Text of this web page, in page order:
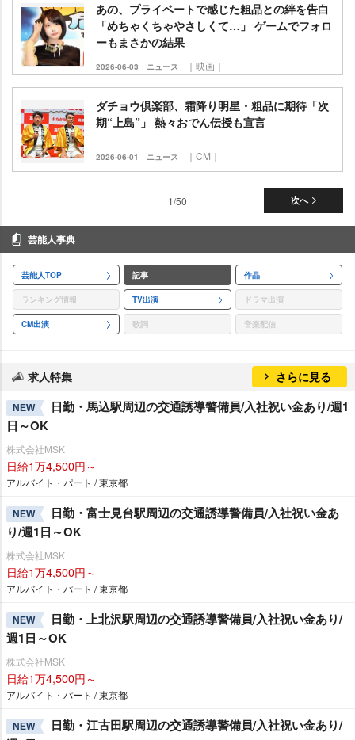
あの、プライベートで感じた粗品との絆を告白
「めちゃくちゃやさしくて…」 ゲームでフォロ
ーもまさかの結果
2026-06-03 ニュース ｜映画｜
ダチョウ倶楽部、霜降り明星・粗品に期待「次
期“上島”」 熱々おでん伝授も宣言
2026-06-01 ニュース ｜CM｜
次へ
1/50
芸能人事典
芸能人TOP 記事 作品
ランキング情報 TV出演 ドラマ出演
CM出演 歌詞 音楽配信
求人特集 さらに見る
NEW
日勤・馬込駅周辺の交通誘導警備員/入社祝い金あり/週1
日～OK
株式会社MSK
日給1万4,500円～
アルバイト・パート / 東京都
NEW
日勤・富士見台駅周辺の交通誘導警備員/入社祝い金あ
り/週1日～OK
株式会社MSK
日給1万4,500円～
アルバイト・パート / 東京都
NEW
日勤・上北沢駅周辺の交通誘導警備員/入社祝い金あり/
週1日～OK
株式会社MSK
日給1万4,500円～
アルバイト・パート / 東京都
NEW
日勤・江古田駅周辺の交通誘導警備員/入社祝い金あり/